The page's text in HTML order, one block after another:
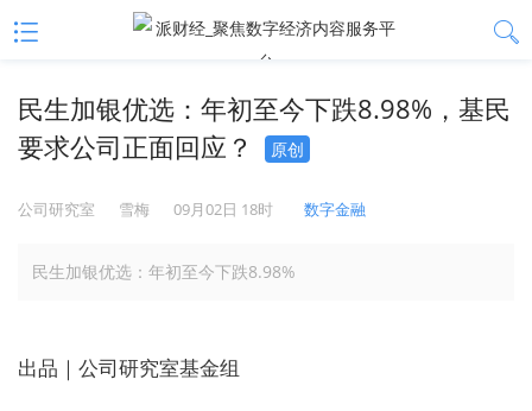
民生加银优选：年初至今下跌8.98%，基民
要求公司正面回应？
原创
公司研究室 雪梅 09月02日 18时 数字金融
民生加银优选：年初至今下跌8.98%
出品｜公司研究室基金组